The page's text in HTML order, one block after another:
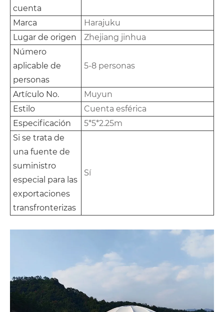
cuenta
Marca
Harajuku
Lugar de origen
Zhejiang jinhua
Número
aplicable de
personas
5-8 personas
Artículo No.
Muyun
Estilo
Cuenta esférica
Especificación
5*5*2.25m
Si se trata de
una fuente de
suministro
especial para las
exportaciones
transfronterizas
Sí